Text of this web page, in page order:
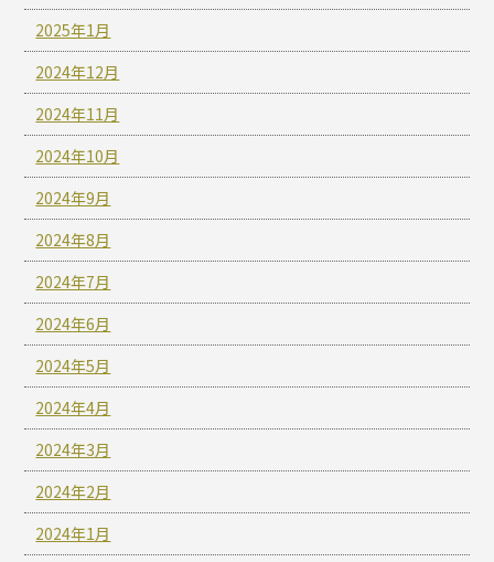
2025年1月
2024年12月
2024年11月
2024年10月
2024年9月
2024年8月
2024年7月
2024年6月
2024年5月
2024年4月
2024年3月
2024年2月
2024年1月